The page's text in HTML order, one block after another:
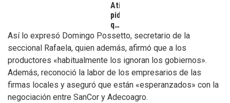
Atilra
pide
que
se
atiendan
inconvenientes
de
los
tamberos
Así lo expresó Domingo Possetto, secretario de la
seccional Rafaela, quien además, afirmó que a los
productores «habitualmente los ignoran los gobiernos».
Además, reconoció la labor de los empresarios de las
firmas locales y aseguró que están «esperanzados» con la
negociación entre SanCor y Adecoagro.